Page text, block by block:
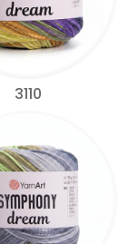
3110